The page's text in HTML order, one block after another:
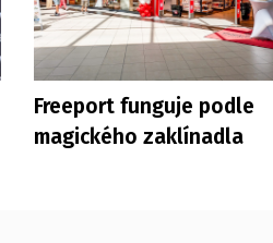
Freeport funguje podle
magického zaklínadla